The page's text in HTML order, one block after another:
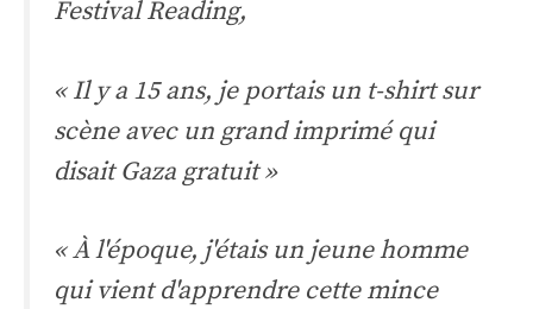
Festival Reading,
« Il y a 15 ans, je portais un t-shirt sur
scène avec un grand imprimé qui
disait Gaza gratuit »
« À l'époque, j'étais un jeune homme
qui vient d'apprendre cette mince